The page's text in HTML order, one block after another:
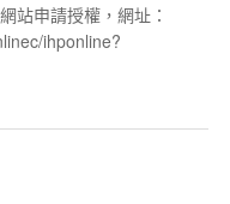
站申請授權，網址：
ihponline?